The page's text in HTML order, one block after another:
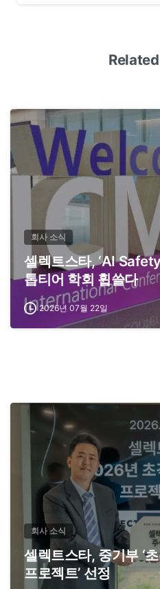
회사 소식
셀렉트스타, ‘AI
톱티어 학회 휩쓸다
2026년 07월 22일
회사 소식
셀렉트스타, 중기부 ‘
프로젝트’ 선정